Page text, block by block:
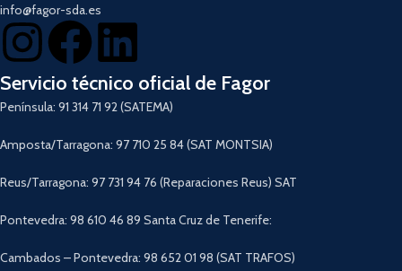
info@fagor-sda.es
Servicio técnico oficial de Fagor
Península: 91 314 71 92 (SATEMA)
Amposta/Tarragona: 97 710 25 84 (SAT MONTSIA)
Reus/Tarragona: 97 731 94 76 (Reparaciones Reus) SAT
Pontevedra: 98 610 46 89 Santa Cruz de Tenerife:
Cambados – Pontevedra: 98 652 01 98 (SAT TRAFOS)